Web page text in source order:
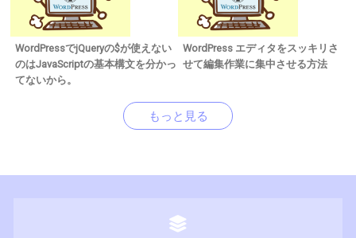
WordPressでjQueryの$が使えない
のはJavaScriptの基本構文を分かっ
てないから。
WordPress エディタをスッキリさ
せて編集作業に集中させる方法
もっと見る